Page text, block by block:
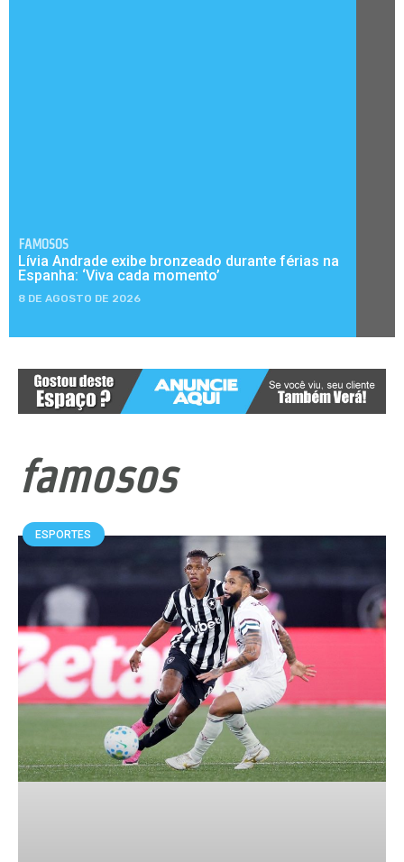
FAMOSOS
Lívia Andrade exibe bronzeado durante férias na
Espanha: ‘Viva cada momento’
8 DE AGOSTO DE 2026
famosos
ESPORTES